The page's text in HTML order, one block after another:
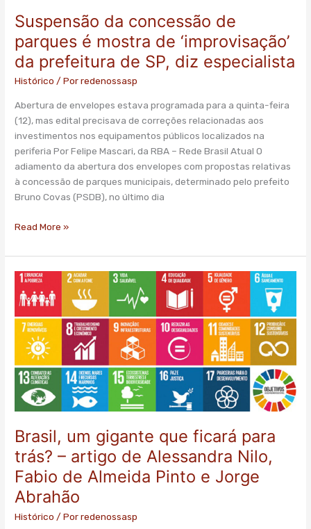
Suspensão da concessão de
parques é mostra de ‘improvisação’
da prefeitura de SP, diz especialista
Histórico / Porredenossasp
Abertura de envelopes estava programada para a quinta-feira
(12), mas edital precisava de correções relacionadas aos
investimentos nos equipamentos públicos localizados na
periferia Por Felipe Mascari, da RBA – Rede Brasil Atual O
adiamento da abertura dos envelopes com propostas relativas
à concessão de parques municipais, determinado pelo prefeito
Bruno Covas (PSDB), no último dia
Suspensão
concessão
de
parques
mostra
de
‘improvisação’
da
prefeitura
de
SP,
especialista
Read More »
Brasil, um gigante que ficará para
trás? – artigo de Alessandra Nilo,
Fabio de Almeida Pinto e Jorge
Abrahão
Histórico / Porredenossasp
Brasil,
um
gigante
que
ficará
para
trás?
–
artigo
de
Alessandra
Nilo,
Fabio
de
Almeida
Pinto
e